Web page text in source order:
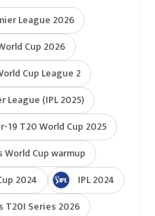
League 2026
Cup 2026
Cup League 2
League (IPL 2025)
19 T20 World Cup 2025
World Cup warmup
2024
IPL 2024
T20I Series 2026